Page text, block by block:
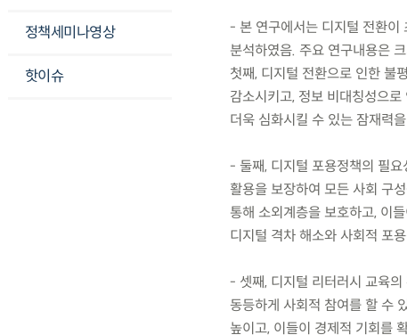
정책세미나영상
핫이슈
- 본 연구에서는 디지털 전환이
분석하였음. 주요 연구내용은
첫째, 디지털 전환으로 인한 불
감소시키고, 정보 비대칭성으
더욱 심화시킬 수 있는 잠재력
- 둘째, 디지털 포용정책의 필
활용을 보장하여 모든 사회 구
통해 소외계층을 보호하고, 이
디지털 격차 해소와 사회적 포
- 셋째, 디지털 리터러시 교육
동등하게 사회적 참여를 할 수
높이고, 이들이 경제적 기회를